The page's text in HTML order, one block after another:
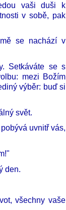
vaši duši k
v sobě, pak
se nachází v
Setkáváte se s
mezi Božím
výběr: buď si
svět.
uvnitř vás,
den.
všechny vaše